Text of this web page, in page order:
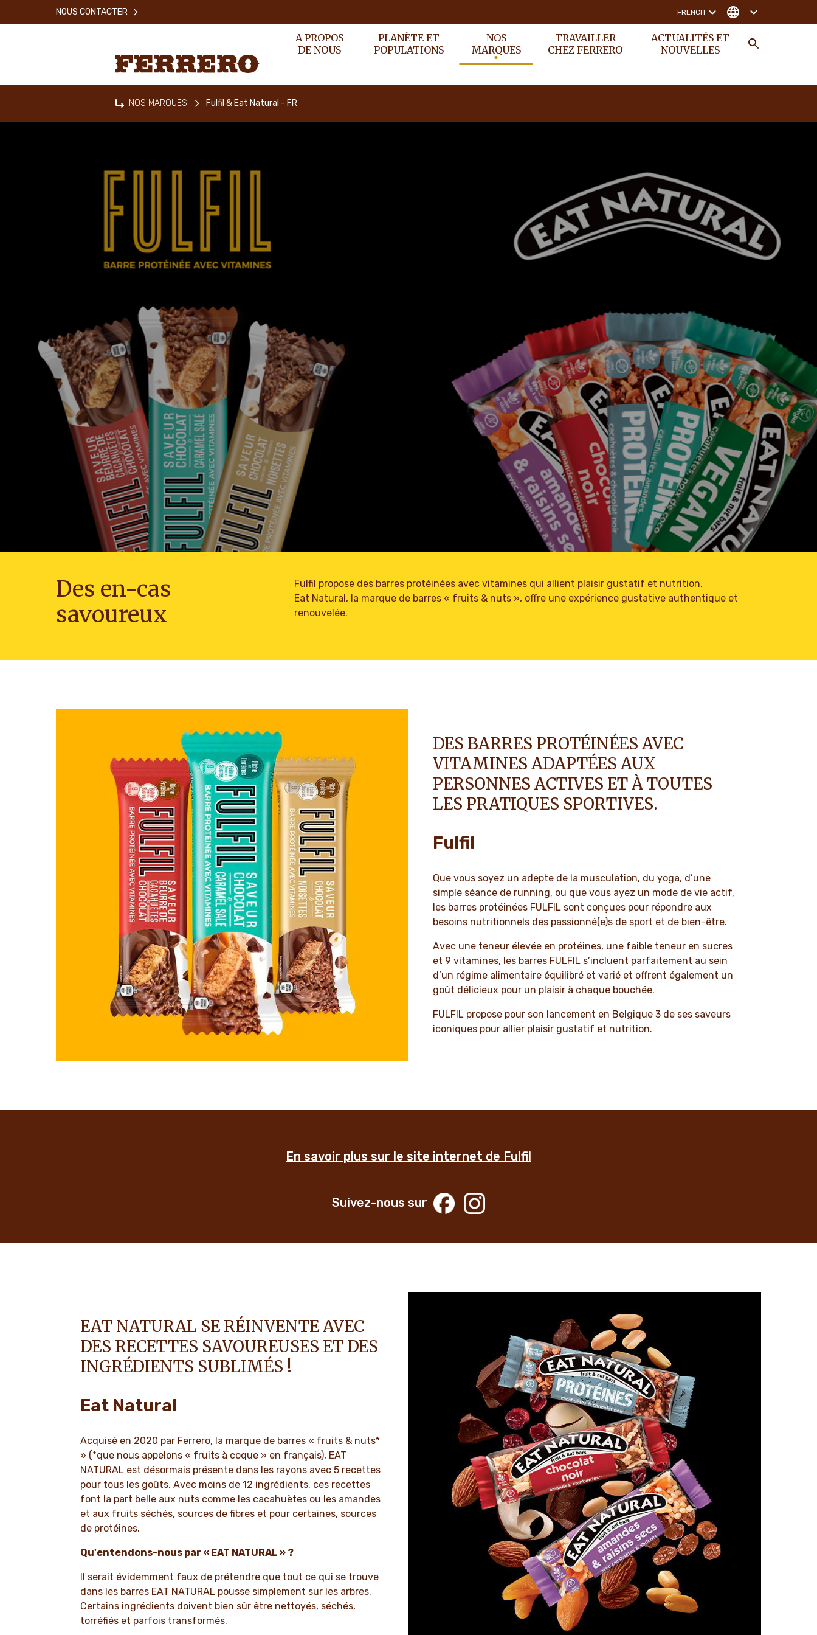
A PROPOS
DE NOUS
PLANÈTE ET
POPULATIONS
NOS
MARQUES
TRAVAILLER
CHEZ FERRERO
ACTUALITÉS ET
NOUVELLES
NOUS CONTACTER FRENCH
NOS MARQUES Fulfil & Eat Natural - FR
Des en-cas
savoureux
Fulfil propose des barres protéinées avec vitamines qui allient plaisir gustatif et nutrition.
Eat Natural, la marque de barres « fruits & nuts », offre une expérience gustative authentique et
renouvelée.
DES BARRES PROTÉINÉES AVEC
VITAMINES ADAPTÉES AUX
PERSONNES ACTIVES ET À TOUTES
LES PRATIQUES SPORTIVES.
Fulfil
Que vous soyez un adepte de la musculation, du yoga, d’une
simple séance de running, ou que vous ayez un mode de vie actif,
les barres protéinées FULFIL sont conçues pour répondre aux
besoins nutritionnels des passionné(e)s de sport et de bien-être.
Avec une teneur élevée en protéines, une faible teneur en sucres
et 9 vitamines, les barres FULFIL s’incluent parfaitement au sein
d’un régime alimentaire équilibré et varié et offrent également un
goût délicieux pour un plaisir à chaque bouchée.
FULFIL propose pour son lancement en Belgique 3 de ses saveurs
iconiques pour allier plaisir gustatif et nutrition.
En savoir plus sur le site internet de Fulfil
Suivez-nous sur
EAT NATURAL SE RÉINVENTE AVEC
DES RECETTES SAVOUREUSES ET DES
INGRÉDIENTS SUBLIMÉS !
Eat Natural
Acquisé en 2020 par Ferrero, la marque de barres « fruits & nuts*
» (*que nous appelons « fruits à coque » en français), EAT
NATURAL est désormais présente dans les rayons avec 5 recettes
pour tous les goûts. Avec moins de 12 ingrédients, ces recettes
font la part belle aux nuts comme les cacahuètes ou les amandes
et aux fruits séchés, sources de fibres et pour certaines, sources
de protéines.
Qu'entendons-nous par « EAT NATURAL » ?
Il serait évidemment faux de prétendre que tout ce qui se trouve
dans les barres EAT NATURAL pousse simplement sur les arbres.
Certains ingrédients doivent bien sûr être nettoyés, séchés,
torréfiés et parfois transformés.